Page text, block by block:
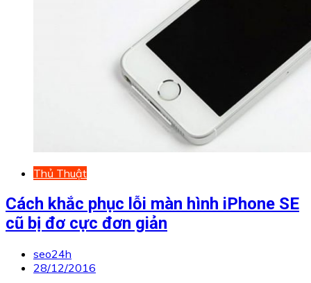
Thủ Thuật
Cách khắc phục lỗi màn hình iPhone SE
cũ bị đơ cực đơn giản
seo24h
28/12/2016